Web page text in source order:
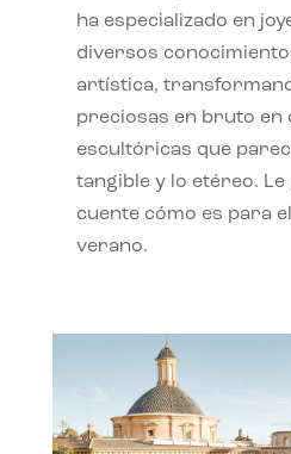
ha especializado en
diversos
artística,
preciosas en bruto en
escultóricas que
tangible y lo etéreo.
cuente cómo es para
verano.